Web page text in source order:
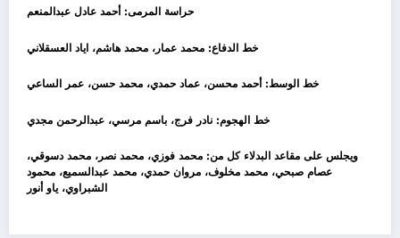
حراسة المرمى: أحمد عادل عبدالمنعم
خط الدفاع: محمد عمار، محمد هاشم، اياد العسقلاني
خط الوسط: أحمد محسن، عماد حمدي، محمد حسن، عمر الساعي
خط الهجوم: نادر فرج، باسم مرسي، عبدالرحمن مجدي
ويجلس على مقاعد البدلاء كل من: محمد فوزي، محمد نصر، محمد دسوقي،
عصام صبحي، محمد مخلوف، مروان حمدي، محمد عبدالسميع، محمود
الشبراوي، ياو أنور